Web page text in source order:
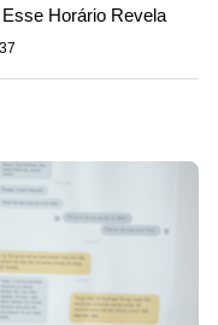
Horário Revela